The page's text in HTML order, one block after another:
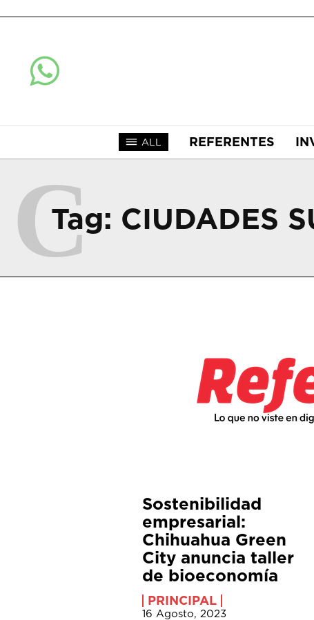
ALL REFERENTES
Tag: CIUDADES
C
Sostenibilidad
empresarial:
Chihuahua Green
City anuncia taller
de bioeconomía
PRINCIPAL
16 Agosto, 2023